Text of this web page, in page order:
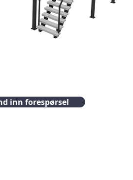
inn forespørsel